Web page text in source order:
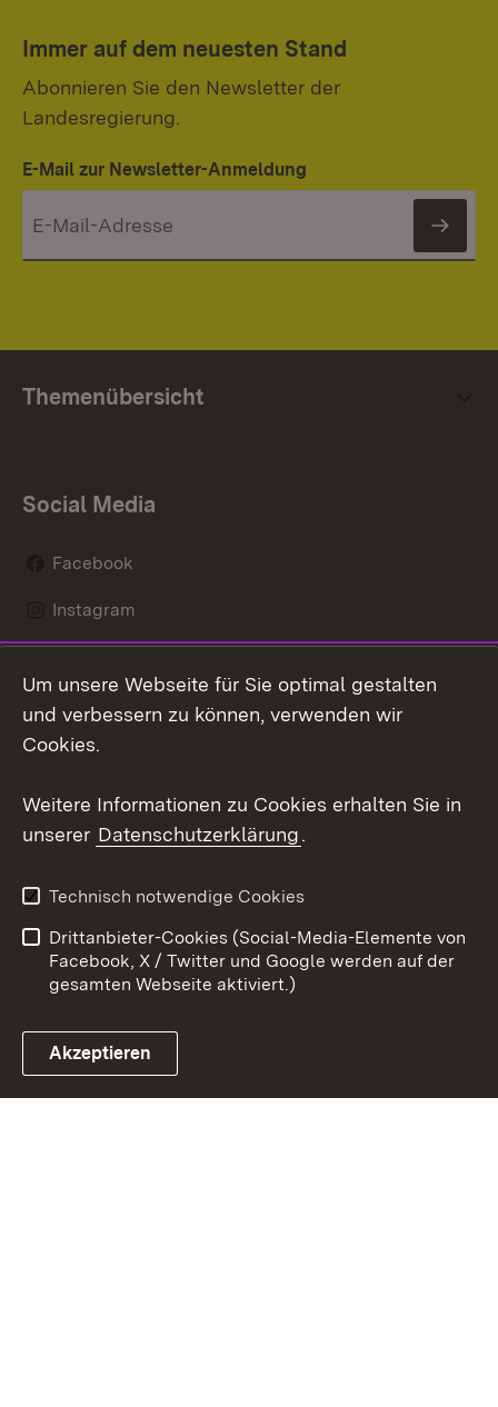
Immer auf dem neuesten Stand
Abonnieren Sie den Newsletter der
Landesregierung.
E-Mail zur Newsletter-Anmeldung
Themenübersicht
Social Media
Facebook
Instagram
Mastodon
Youtube
Link zum Landesportal
Kontakt
Datenschutz
Barrierefreiheit
Impressum Cookies
Um unsere Webseite für Sie optimal gestalten
und verbessern zu können, verwenden wir
Cookies.
Weitere Informationen zu Cookies erhalten Sie in
unserer Datenschutzerklärung.
Technisch notwendige Cookies
Drittanbieter-Cookies (Social-Media-Elemente von
Facebook, X / Twitter und Google werden auf der
gesamten Webseite aktiviert.)
Akzeptieren